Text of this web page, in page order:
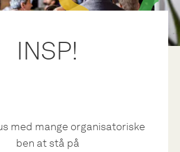
INSP!
med mange organisatoriske
ben at stå på